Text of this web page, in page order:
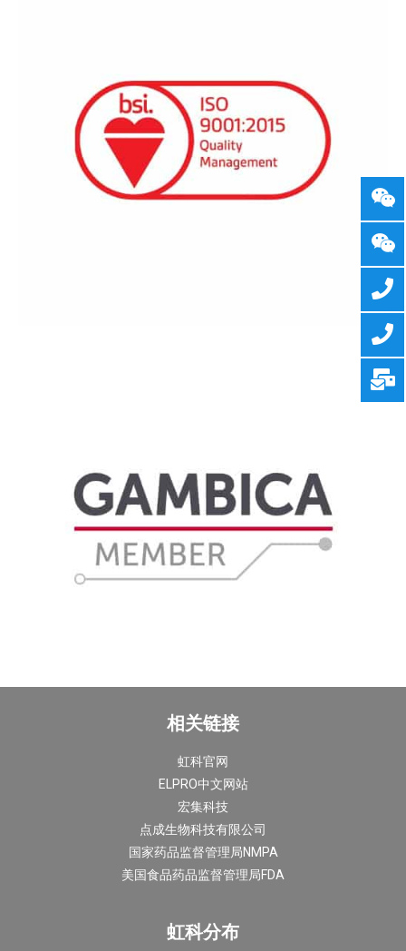
相关链接
虹科官网
ELPRO中文网站
宏集科技
点成生物科技有限公司
国家药品监督管理局NMPA
美国食品药品监督管理局FDA
虹科分布